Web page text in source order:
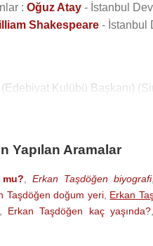
: Oğuz Atay - İstanbul
Shakespeare - İstanbul
Kulübü Başkanı)
(Türkçe Seslendirme)
Seslendirme) (Sinema
Seslendirme) (Sinema
Seslendirme) (Sinema
(Keegan-Michael Key
(Sinema Filmi)
Yapılan Aramalar
,Erkan Taşdöğen biyografi
Taşdöğen doğum yeri, Erkan
Erkan Taşdöğen kaç yaşında?